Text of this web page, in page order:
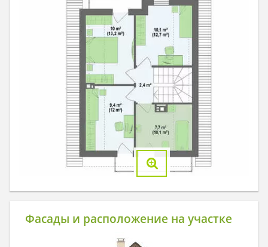
Фасады и расположение на участке